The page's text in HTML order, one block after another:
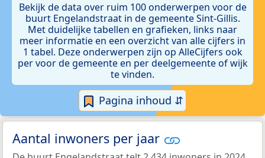
Bekijk de data over ruim 100 onderwerpen voor de
buurt Engelandstraat in de gemeente Sint-Gillis.
Met duidelijke tabellen en grafieken, links naar
meer informatie en een overzicht van alle cijfers in
1 tabel. Deze onderwerpen zijn op AlleCijfers ook
per voor de gemeente en per deelgemeente of wijk
te vinden.
Pagina inhoud ⇵
Aantal inwoners per jaar